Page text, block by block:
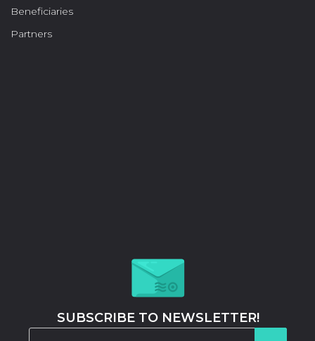
Beneficiaries
Partners
SUBSCRIBE TO NEWSLETTER!